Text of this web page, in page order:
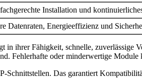
Installation und
Datenraten, Energieeffizienz und
ihrer Fähigkeit, schnelle, zuverlässige
Fehlerhafte oder minderwertige
Schnittstellen. Das garantiert